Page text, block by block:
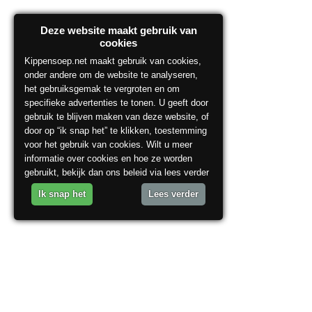
Deze website maakt gebruik van
cookies
Kippensoep.net maakt gebruik van cookies,
onder andere om de website te analyseren,
het gebruiksgemak te vergroten en om
specifieke advertenties te tonen. U geeft door
gebruik te blijven maken van deze website, of
door op “ik snap het” te klikken, toestemming
voor het gebruik van cookies. Wilt u meer
informatie over cookies en hoe ze worden
gebruikt, bekijk dan ons beleid via lees verder
Ik snap het Lees verder